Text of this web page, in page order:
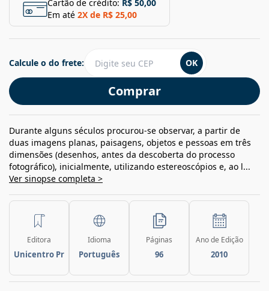
Cartão de crédito: R$ 50,00
Em até 2X de R$ 25,00
Comprar
Calcule o do frete: OK
Durante alguns séculos procurou-se observar, a partir de
duas imagens planas, paisagens, objetos e pessoas em três
dimensões (desenhos, antes da descoberta do processo
fotográfico), inicialmente, utilizando estereoscópios e, ao l...
Ver sinopse completa >
Editora
Unicentro Pr
Idioma
Português
Páginas
96
Ano de Edição
2010